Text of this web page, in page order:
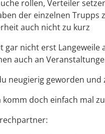
rollen, Verteiler
der einzelnen Trupps
auch nicht zu kurz
gar nicht erst Langeweile
auch an
neugierig geworden und
komm doch einfach mal